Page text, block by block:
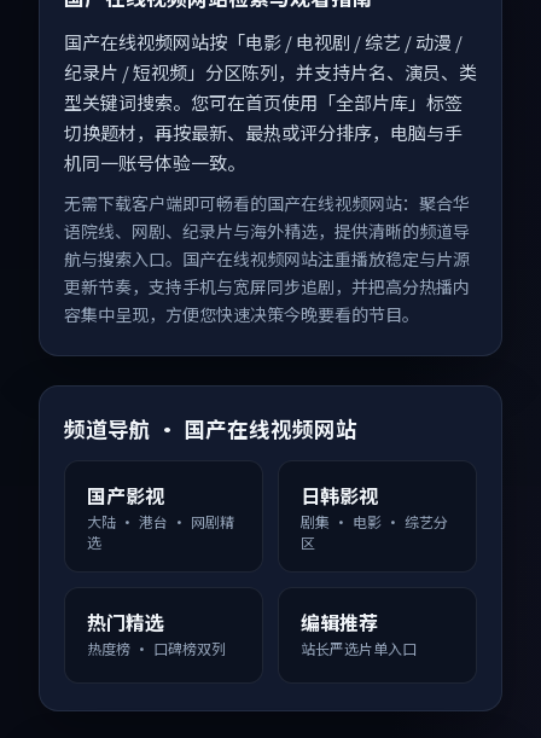
国产在线视频网站按「电影 / 电视剧 / 综艺 / 动漫 /
纪录片 / 短视频」分区陈列，并支持片名、演员、类
型关键词搜索。您可在首页使用「全部片库」标签
切换题材，再按最新、最热或评分排序，电脑与手
机同一账号体验一致。
无需下载客户端即可畅看的国产在线视频网站：聚合华
语院线、网剧、纪录片与海外精选，提供清晰的频道导
航与搜索入口。国产在线视频网站注重播放稳定与片源
更新节奏，支持手机与宽屏同步追剧，并把高分热播内
容集中呈现，方便您快速决策今晚要看的节目。
频道导航 · 国产在线视频网站
国产影视
大陆 · 港台 · 网剧精
选
日韩影视
剧集 · 电影 · 综艺分
区
热门精选
热度榜 · 口碑榜双列
编辑推荐
站长严选片单入口